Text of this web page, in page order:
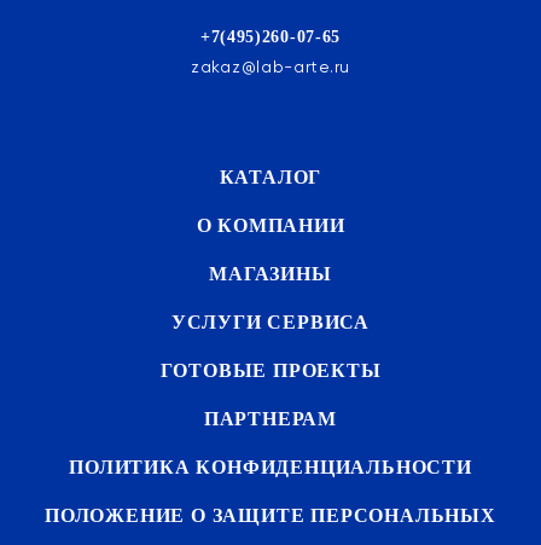
+7(495)260-07-65
zakaz@lab-arte.ru
КАТАЛОГ
О КОМПАНИИ
МАГАЗИНЫ
УСЛУГИ СЕРВИСА
ГОТОВЫЕ ПРОЕКТЫ
ПАРТНЕРАМ
ПОЛИТИКА КОНФИДЕНЦИАЛЬНОСТИ
ПОЛОЖЕНИЕ О ЗАЩИТЕ ПЕРСОНАЛЬНЫХ